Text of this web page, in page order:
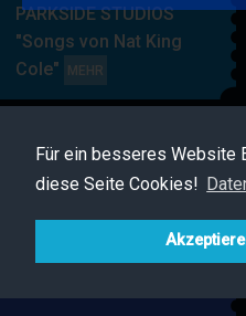
Für ein besseres Website
diese Seite Cookies!
PARKSIDE STUDIOS
"Songs von Nat King
Cole"
MEHR
BAND
BERRY BLUE & FRIENDS
Live Jazz im MAMPF
&